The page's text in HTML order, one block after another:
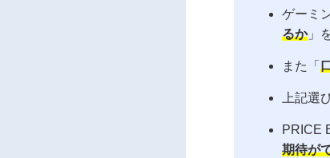
ゲーミ
るか」
また「
上記選
PRICE
期待が